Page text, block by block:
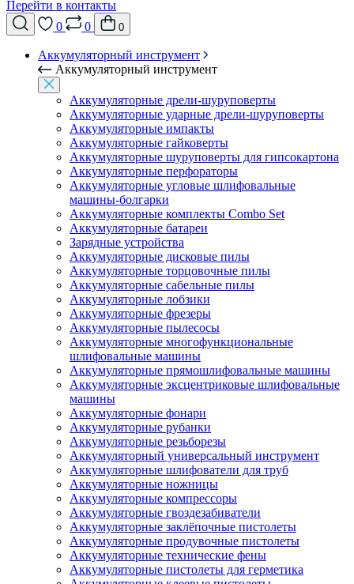
Перейти в контакты
0
0 0
Аккумуляторный инструмент
Аккумуляторный инструмент
Аккумуляторные дрели-шуруповерты
Аккумуляторные ударные дрели-шуруповерты
Аккумуляторные импакты
Аккумуляторные гайковерты
Аккумуляторные шуруповерты для гипсокартона
Аккумуляторные перфораторы
Аккумуляторные угловые шлифовальные
машины-болгарки
Аккумуляторные комплекты Combo Set
Аккумуляторные батареи
Зарядные устройства
Аккумуляторные дисковые пилы
Аккумуляторные торцовочные пилы
Аккумуляторные сабельные пилы
Аккумуляторные лобзики
Аккумуляторные фрезеры
Аккумуляторные пылесосы
Аккумуляторные многофункциональные
шлифовальные машины
Аккумуляторные прямошлифовальные машины
Аккумуляторные эксцентриковые шлифовальные
машины
Аккумуляторные фонари
Аккумуляторные рубанки
Аккумуляторные резьборезы
Аккумуляторный универсальный инструмент
Аккумуляторные шлифователи для труб
Аккумуляторные ножницы
Аккумуляторные компрессоры
Аккумуляторные гвоздезабиватели
Аккумуляторные заклёпочные пистолеты
Аккумуляторные продувочные пистолеты
Аккумуляторные технические фены
Аккумуляторные пистолеты для герметика